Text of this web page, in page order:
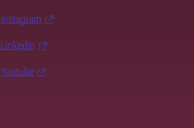
Instagram
LinkedIn
Youtube